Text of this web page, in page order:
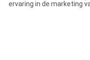
ervaring in de marketing